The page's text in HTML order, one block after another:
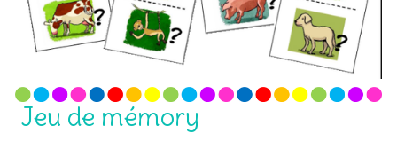
Jeu de mémory